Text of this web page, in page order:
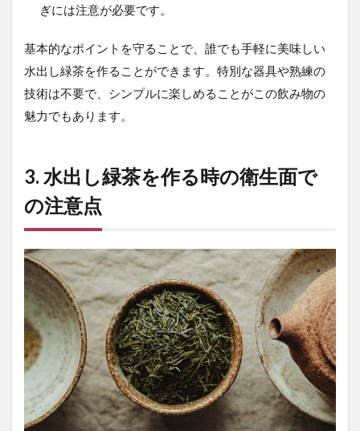
の重
5.2
おす
の水
5.2.1
ーター
5.2.2
浄水器
の利用
5.3
水選
びの
ポイ
ント
まと
め
ま
と
ぎには注意が必要です。
基本的なポイントを守ることで、誰でも手軽に美味しい
水出し緑茶を作ることができます。特別な器具や熟練の
技術は不要で、シンプルに楽しめることがこの飲み物の
魅力でもあります。
3. 水出し緑茶を作る時の衛生面で
の注意点